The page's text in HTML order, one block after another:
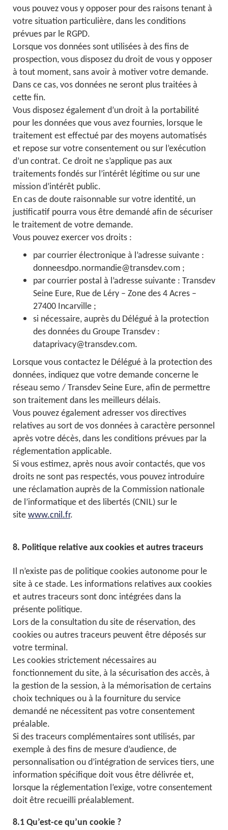
vous pouvez vous y opposer pour des raisons tenant à
votre situation particulière, dans les conditions
prévues par le RGPD.
Lorsque vos données sont utilisées à des fins de
prospection, vous disposez du droit de vous y opposer
à tout moment, sans avoir à motiver votre demande.
Dans ce cas, vos données ne seront plus traitées à
cette fin.
Vous disposez également d’un droit à la portabilité
pour les données que vous avez fournies, lorsque le
traitement est effectué par des moyens automatisés
et repose sur votre consentement ou sur l’exécution
d’un contrat. Ce droit ne s’applique pas aux
traitements fondés sur l’intérêt légitime ou sur une
mission d’intérêt public.
En cas de doute raisonnable sur votre identité, un
justificatif pourra vous être demandé afin de sécuriser
le traitement de votre demande.
Vous pouvez exercer vos droits :
par courrier électronique à l’adresse suivante :
donneesdpo.normandie@transdev.com ;
par courrier postal à l’adresse suivante : Transdev
Seine Eure, Rue de Léry – Zone des 4 Acres –
27400 Incarville ;
si nécessaire, auprès du Délégué à la protection
des données du Groupe Transdev :
dataprivacy@transdev.com.
Lorsque vous contactez le Délégué à la protection des
données, indiquez que votre demande concerne le
réseau semo / Transdev Seine Eure, afin de permettre
son traitement dans les meilleurs délais.
Vous pouvez également adresser vos directives
relatives au sort de vos données à caractère personnel
après votre décès, dans les conditions prévues par la
réglementation applicable.
Si vous estimez, après nous avoir contactés, que vos
droits ne sont pas respectés, vous pouvez introduire
une réclamation auprès de la Commission nationale
de l’informatique et des libertés (CNIL) sur le
site www.cnil.fr.
8. Politique relative aux cookies et autres traceurs
Il n’existe pas de politique cookies autonome pour le
site à ce stade. Les informations relatives aux cookies
et autres traceurs sont donc intégrées dans la
présente politique.
Lors de la consultation du site de réservation, des
cookies ou autres traceurs peuvent être déposés sur
votre terminal.
Les cookies strictement nécessaires au
fonctionnement du site, à la sécurisation des accès, à
la gestion de la session, à la mémorisation de certains
choix techniques ou à la fourniture du service
demandé ne nécessitent pas votre consentement
préalable.
Si des traceurs complémentaires sont utilisés, par
exemple à des fins de mesure d’audience, de
personnalisation ou d’intégration de services tiers, une
information spécifique doit vous être délivrée et,
lorsque la réglementation l’exige, votre consentement
doit être recueilli préalablement.
8.1 Qu’est-ce qu’un cookie ?